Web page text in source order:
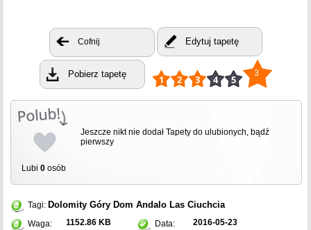
Cofnij Edytuj tapetę
Pobierz tapetę 3
Lubi 0 osób
Jeszcze nikt nie dodał Tapety do ulubionych, bądź
pierwszy
Tagi: Dolomity Góry Dom Andalo Las Ciuchcia
Waga: 1152.86 KB Data: 2016-05-23